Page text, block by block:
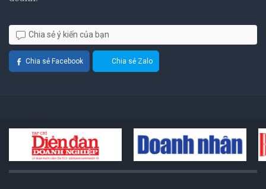
Chia sẻ ý kiến của bạn
Chia sẻ Facebook Chia sẻ Zalo